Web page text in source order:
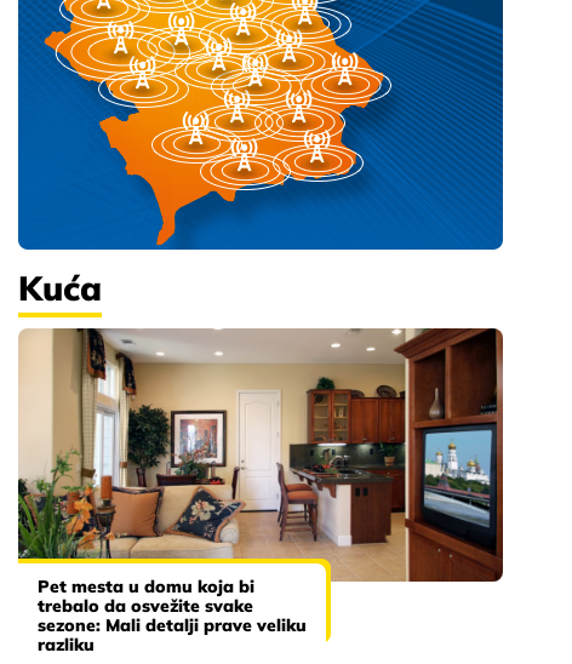
Kuća
Pet mesta u domu koja bi
trebalo da osvežite svake
sezone: Mali detalji prave veliku
razliku